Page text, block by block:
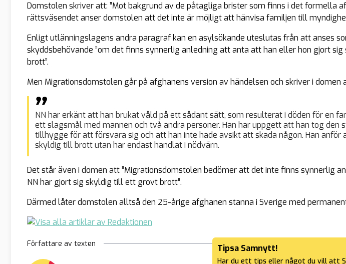
Domstolen skriver att: ”Mot bakgrund av de påtagliga brister som finns i det formella
rättsväsendet anser domstolen att det inte är möjligt att hänvisa familjen till
Enligt utlänningslagens andra paragraf kan en asylsökande uteslutas från att anses
skyddsbehövande ”om det finns synnerlig anledning att anta att han eller hon gjort
brott”.
Men Migrationsdomstolen går på afghanens version av händelsen och skriver i domen
NN har erkänt att han brukat våld på ett sådant sätt, som resulterat i döden för en
ett slagsmål med mannen och två andra personer. Han har uppgett att han tog den
tillhygge för att försvara sig och att han inte hade avsikt att skada någon. Han anför
skyldig till brott utan har endast handlat i nödvärn.
Det står även i domen att”Migrationsdomstolen bedömer att det inte finns synnerlig
NN har gjort sig skyldig till ett grovt brott”.
Därmed låter domstolen alltså den 25-årige afghanen stanna i Sverige med
Författare av texten Tipsa Samnytt!
Har du ett tips eller något du vill att